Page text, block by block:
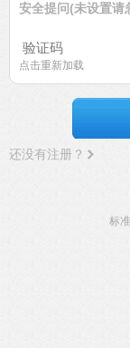
安全提问(未设置请
点击重新加载
还没有注册？
标